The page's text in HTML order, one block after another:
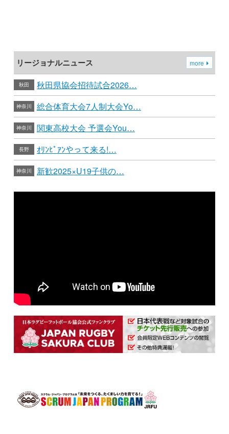
リージョナルニュース more
秋田 秋田県協会招待試合2026…
神奈川 総合体育大会7人制大会Yo…
神奈川 関東高校大会 予選会You…
長野 ｵﾘﾝﾋﾟｱﾝやって来る!…
神奈川 新歓2025×U19子供の…